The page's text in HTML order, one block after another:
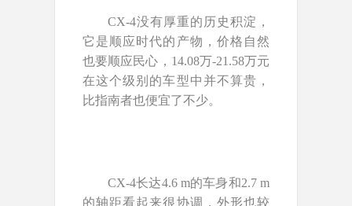
CX-4没有厚重的历史积淀，
它是顺应时代的产物，价格自然
也要顺应民心，14.08万-21.58万元
在这个级别的车型中并不算贵，
比指南者也便宜了不少。
CX-4长达4.6 m的车身和2.7 m
的轴距看起来很协调，外形也较